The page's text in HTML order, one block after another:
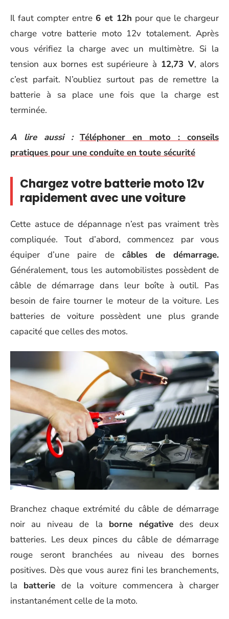
Il faut compter entre 6 et 12h pour que le chargeur
charge votre batterie moto 12v totalement. Après
vous vérifiez la charge avec un multimètre. Si la
tension aux bornes est supérieure à 12,73 V, alors
c’est parfait. N’oubliez surtout pas de remettre la
batterie à sa place une fois que la charge est
terminée.
A lire aussi : Téléphoner en moto : conseils
pratiques pour une conduite en toute sécurité
Chargez votre batterie moto 12v
rapidement avec une voiture
Cette astuce de dépannage n’est pas vraiment très
compliquée. Tout d’abord, commencez par vous
équiper d’une paire de câbles de démarrage.
Généralement, tous les automobilistes possèdent de
câble de démarrage dans leur boîte à outil. Pas
besoin de faire tourner le moteur de la voiture. Les
batteries de voiture possèdent une plus grande
capacité que celles des motos.
Branchez chaque extrémité du câble de démarrage
noir au niveau de la borne négativedes deux
batteries. Les deux pinces du câble de démarrage
rouge seront branchées au niveau des bornes
positives. Dès que vous aurez fini les branchements,
la batterie de la voiture commencera à charger
instantanément celle de la moto.